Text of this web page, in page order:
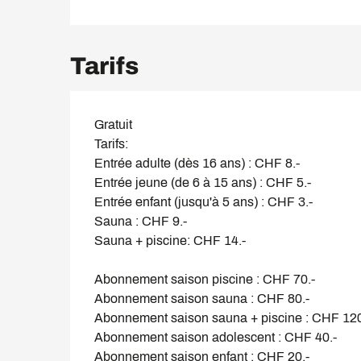
Tarifs
Gratuit
Tarifs:
Entrée adulte (dès 16 ans) : CHF 8.-
Entrée jeune (de 6 à 15 ans) : CHF 5.-
Entrée enfant (jusqu'à 5 ans) : CHF 3.-
Sauna : CHF 9.-
Sauna + piscine: CHF 14.-
Abonnement saison piscine : CHF 70.-
Abonnement saison sauna : CHF 80.-
Abonnement saison sauna + piscine : CHF
Abonnement saison adolescent : CHF 40.-
Abonnement saison enfant : CHF 20.-